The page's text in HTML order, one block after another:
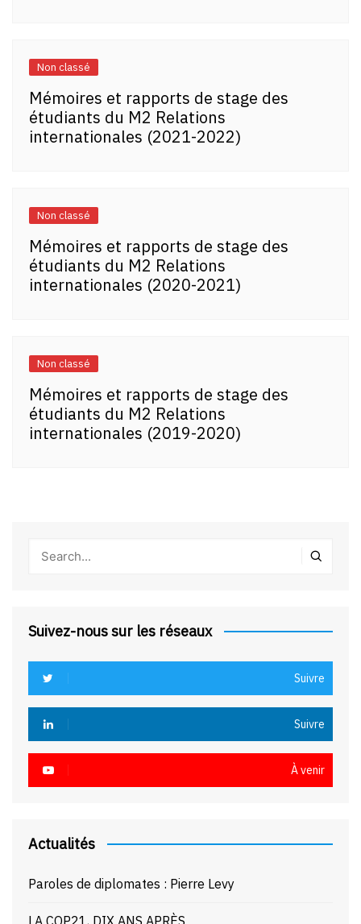
Non classé
Mémoires et rapports de stage des
étudiants du M2 Relations
internationales (2021-2022)
Non classé
Mémoires et rapports de stage des
étudiants du M2 Relations
internationales (2020-2021)
Non classé
Mémoires et rapports de stage des
étudiants du M2 Relations
internationales (2019-2020)
Suivez-nous sur les réseaux
Suivre
Suivre
À venir
Actualités
Paroles de diplomates : Pierre Levy
LA COP21, DIX ANS APRÈS